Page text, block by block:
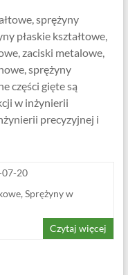
sprężyny
płaskie kształtowe,
zaciski metalowe,
sprężyny
części gięte są
w inżynierii
precyzyjnej i
07-20
, Sprężyny w
Czytaj więcej